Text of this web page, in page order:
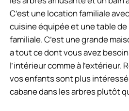
C’est une location familiale
cuisine équipée et une table de
familiale. C’est une grande
a tout ce dont vous avez besoin
l’intérieur comme à l’extérieur.
vos enfants sont plus
cabane dans les arbres plutôt